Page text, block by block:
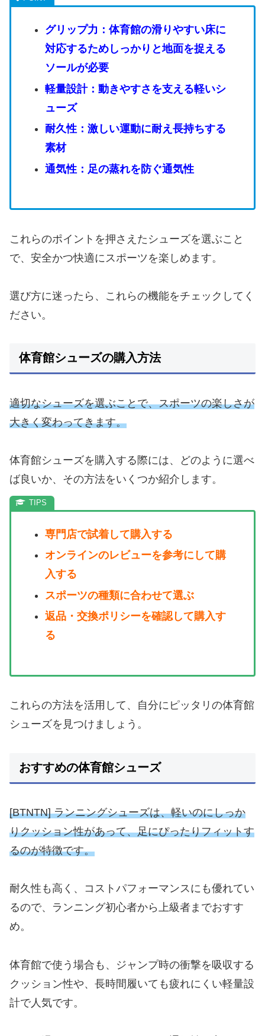
グリップ力：体育館の滑りやすい床に
対応するためしっかりと地面を捉える
ソールが必要
軽量設計：動きやすさを支える軽いシ
ューズ
耐久性：激しい運動に耐え長持ちする
素材
通気性：足の蒸れを防ぐ通気性
これらのポイントを押さえたシューズを選ぶこと
で、安全かつ快適にスポーツを楽しめます。
選び方に迷ったら、これらの機能をチェックしてく
ださい。
体育館シューズの購入方法
適切なシューズを選ぶことで、スポーツの楽しさが
大きく変わってきます。
体育館シューズを購入する際には、どのように選べ
ば良いか、その方法をいくつか紹介します。
専門店で試着して購入する
オンラインのレビューを参考にして購
入する
スポーツの種類に合わせて選ぶ
返品・交換ポリシーを確認して購入す
る
これらの方法を活用して、自分にピッタリの体育館
シューズを見つけましょう。
おすすめの体育館シューズ
[BTNTN] ランニングシューズは、軽いのにしっか
りクッション性があって、足にぴったりフィットす
るのが特徴です。
耐久性も高く、コストパフォーマンスにも優れてい
るので、ランニング初心者から上級者までおすす
め。
体育館で使う場合も、ジャンプ時の衝撃を吸収する
クッション性や、長時間履いても疲れにくい軽量設
計で人気です。